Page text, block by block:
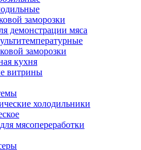
заморозки
демонстрации мяса
заморозки
кухня
витрины
холодильники
мясопереработки